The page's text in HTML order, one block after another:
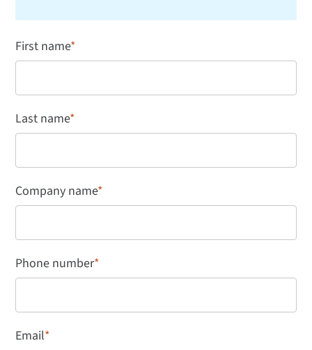
First name*
Last name*
Company name*
Phone number*
Email*